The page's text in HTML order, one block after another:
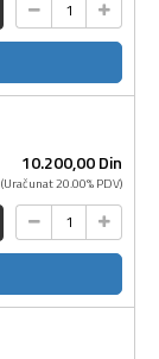
10.200,00Din
(Uračunat 20.00% PDV)